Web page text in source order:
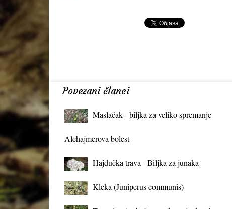
Povezani članci
Maslačak - biljka za veliko spremanje
Alchajmerova bolest
Hajdučka trava - Biljka za junaka
Kleka (Juniperus communis)